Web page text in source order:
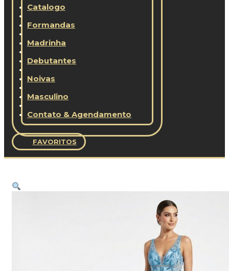
Catalogo
Formandas
Madrinha
Debutantes
Noivas
Masculino
Contato & Agendamento
FAVORITOS